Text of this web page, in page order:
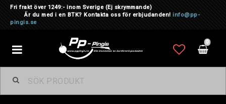
Fri frakt över 1249:- inom Sverige (Ej skrymmande)
Är du med i en BTK? Kontakta oss för erbjudanden! info@pp-
pingis.se
0
Toggle
navigation